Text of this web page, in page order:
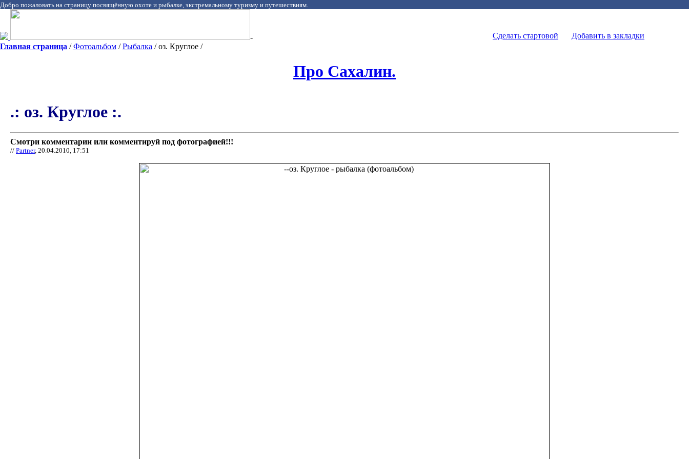
Добро пожаловать на страницу посвящённую охоте и рыбалке, экстремальному туризму и путешествиям.
- Сделать стартовой
Добавить в закладки
Главная страница /Фотоальбом /Рыбалка / оз. Круглое /
Про Сахалин.
.: оз. Круглое :.
Смотри комментарии или комментируй под фотографией!!!
// Partner, 20.04.2010, 17:51